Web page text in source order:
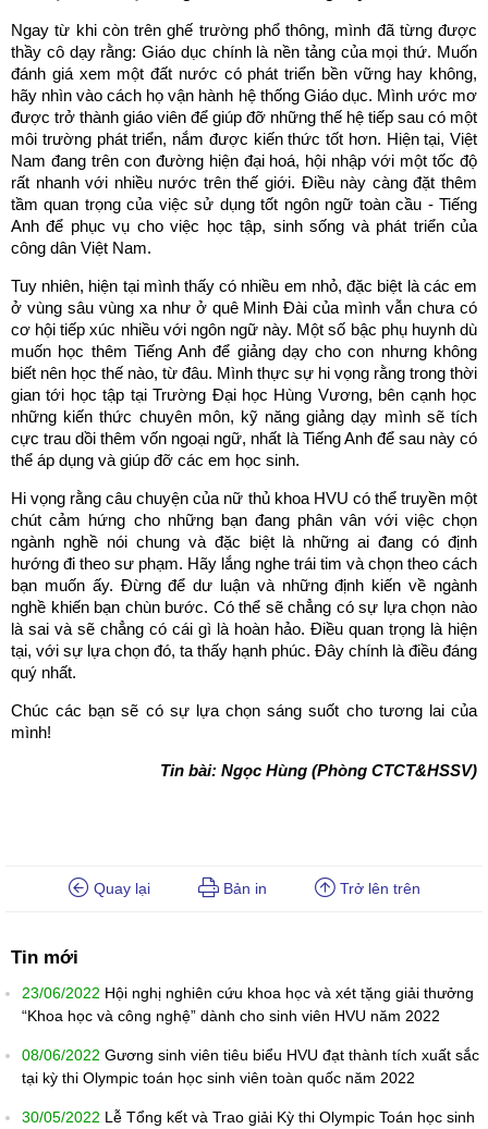
Ngay từ khi còn trên ghế trường phổ thông, mình đã từng được
thầy cô dạy rằng: Giáo dục chính là nền tảng của mọi thứ. Muốn
đánh giá xem một đất nước có phát triển bền vững hay không,
hãy nhìn vào cách họ vận hành hệ thống Giáo dục. Mình ước mơ
được trở thành giáo viên để giúp đỡ những thế hệ tiếp sau có một
môi trường phát triển, nắm được kiến thức tốt hơn. Hiện tại, Việt
Nam đang trên con đường hiện đại hoá, hội nhập với một tốc độ
rất nhanh với nhiều nước trên thế giới. Điều này càng đặt thêm
tầm quan trọng của việc sử dụng tốt ngôn ngữ toàn cầu - Tiếng
Anh để phục vụ cho việc học tập, sinh sống và phát triển của
công dân Việt Nam.
Tuy nhiên, hiện tại mình thấy có nhiều em nhỏ, đặc biệt là các em
ở vùng sâu vùng xa như ở quê Minh Đài của mình vẫn chưa có
cơ hội tiếp xúc nhiều với ngôn ngữ này. Một số bậc phụ huynh dù
muốn học thêm Tiếng Anh để giảng dạy cho con nhưng không
biết nên học thế nào, từ đâu. Mình thực sự hi vọng rằng trong thời
gian tới học tập tại Trường Đại học Hùng Vương, bên cạnh học
những kiến thức chuyên môn, kỹ năng giảng dạy mình sẽ tích
cực trau dồi thêm vốn ngoại ngữ, nhất là Tiếng Anh để sau này có
thể áp dụng và giúp đỡ các em học sinh.
Hi vọng rằng câu chuyện của nữ thủ khoa HVU có thể truyền một
chút cảm hứng cho những bạn đang phân vân với việc chọn
ngành nghề nói chung và đặc biệt là những ai đang có định
hướng đi theo sư phạm. Hãy lắng nghe trái tim và chọn theo cách
bạn muốn ấy. Đừng để dư luận và những định kiến về ngành
nghề khiến bạn chùn bước. Có thể sẽ chẳng có sự lựa chọn nào
là sai và sẽ chẳng có cái gì là hoàn hảo. Điều quan trọng là hiện
tại, với sự lựa chọn đó, ta thấy hạnh phúc. Đây chính là điều đáng
quý nhất.
Chúc các bạn sẽ có sự lựa chọn sáng suốt cho tương lai của
mình!
Tin bài: Ngọc Hùng (Phòng CTCT&HSSV)
Quay lại Bản in Trở lên trên
Tin mới
23/06/2022 Hội nghị nghiên cứu khoa học và xét tặng giải thưởng
“Khoa học và công nghệ” dành cho sinh viên HVU năm 2022
08/06/2022 Gương sinh viên tiêu biểu HVU đạt thành tích xuất sắc
tại kỳ thi Olympic toán học sinh viên toàn quốc năm 2022
30/05/2022 Lễ Tổng kết và Trao giải Kỳ thi Olympic Toán học sinh